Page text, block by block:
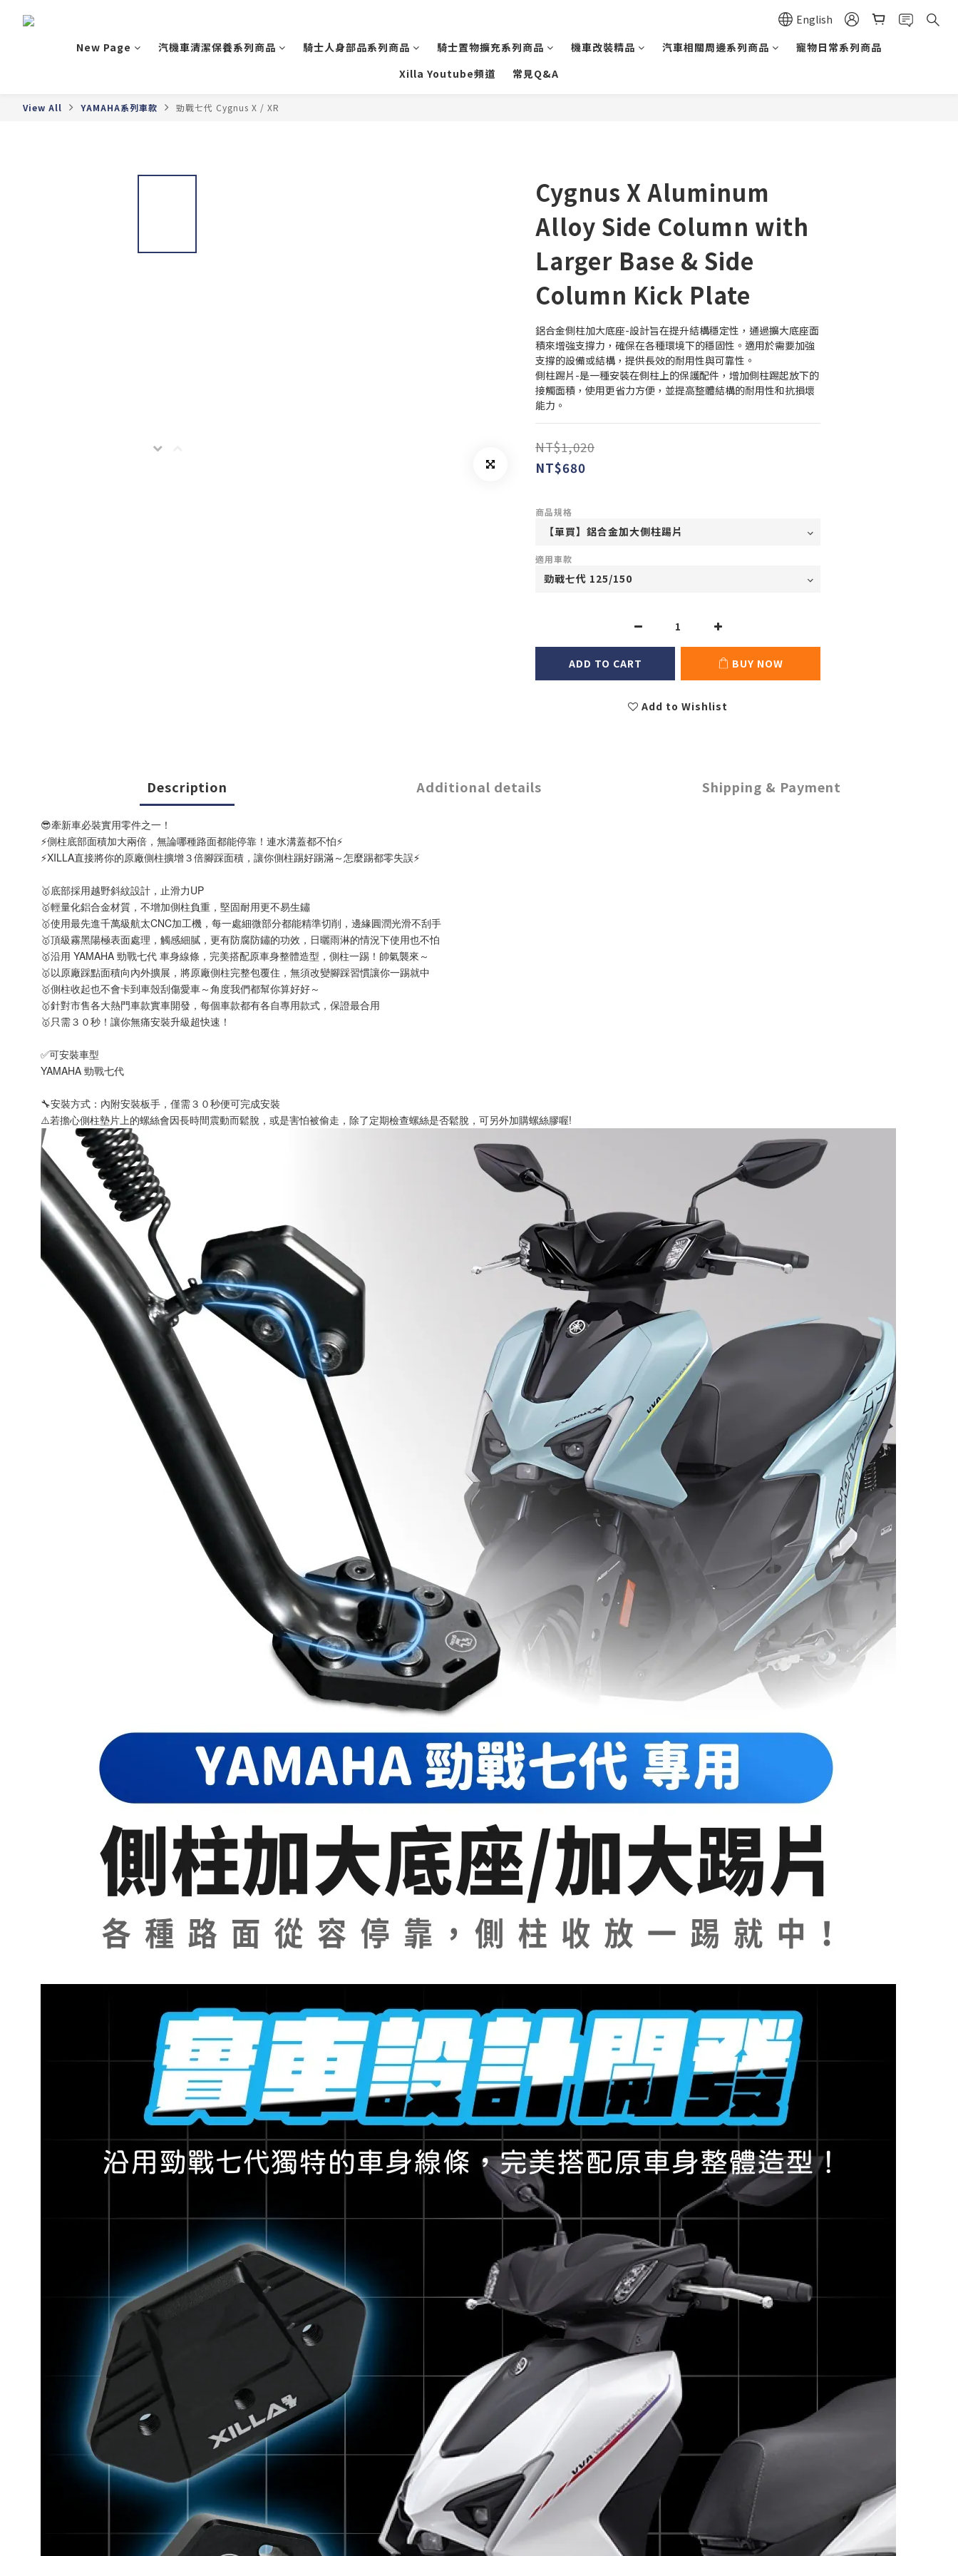
English
New Page
汽機車清潔保養系列商品 騎士人身部品系列商品 騎士置物擴充系列商品 機車改裝精品 汽車相關周邊系列商品
寵物日常系列商品
Xilla Youtube頻道
常見Q&A
View All YAMAHA系列車款 勁戰七代 Cygnus X / XR
Cygnus X Aluminum
Alloy Side Column with
Larger Base & Side
Column Kick Plate
鋁合金側柱加大底座-設計旨在提升結構穩定性，通過擴大底座面
積來增強支撐力，確保在各種環境下的穩固性。適用於需要加強
支撐的設備或結構，提供長效的耐用性與可靠性。
側柱踢片-是一種安裝在側柱上的保護配件，增加側柱踢起放下的
接觸面積，使用更省力方便，並提高整體結構的耐用性和抗損壞
能力。
NT$1,020
NT$680
商品規格
適用車款
ADD TO CART BUY NOW
Add to Wishlist
Description Additional details Shipping & Payment
😎牽新車必裝實用零件之一！
⚡側柱底部面積加大兩倍，無論哪種路面都能停靠！連水溝蓋都不怕⚡
⚡XILLA直接將你的原廠側柱擴增３倍腳踩面積，讓你側柱踢好踢滿～怎麼踢都零失誤⚡
🥇底部採用越野斜紋設計，止滑力UP
🥇輕量化鋁合金材質，不增加側柱負重，堅固耐用更不易生鏽
🥇使用最先進千萬級航太CNC加工機，每一處細微部分都能精準切削，邊緣圓潤光滑不刮手
🥇頂級霧黑陽極表面處理，觸感細膩，更有防腐防鏽的功效，日曬雨淋的情況下使用也不怕
🥇沿用 YAMAHA 勁戰七代 車身線條，完美搭配原車身整體造型，側柱一踢！帥氣襲來～
🥇以原廠踩點面積向內外擴展，將原廠側柱完整包覆住，無須改變腳踩習慣讓你一踢就中
🥇側柱收起也不會卡到車殼刮傷愛車～角度我們都幫你算好好～
🥇針對市售各大熱門車款實車開發，每個車款都有各自專用款式，保證最合用
🥇只需３０秒！讓你無痛安裝升級超快速！
✅可安裝車型
YAMAHA 勁戰七代
🔧安裝方式：內附安裝板手，僅需３０秒便可完成安裝
⚠️若擔心側柱墊片上的螺絲會因長時間震動而鬆脫，或是害怕被偷走，除了定期檢查螺絲是否鬆脫，可另外加購螺絲膠喔!